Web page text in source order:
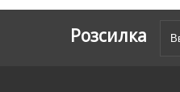
Розсилка